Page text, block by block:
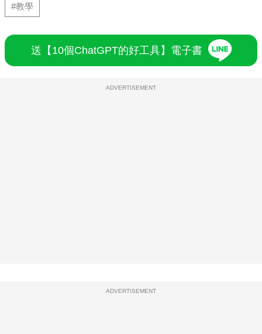
#教學
送【10個ChatGPT的好工具】電子書
ADVERTISEMENT
ADVERTISEMENT